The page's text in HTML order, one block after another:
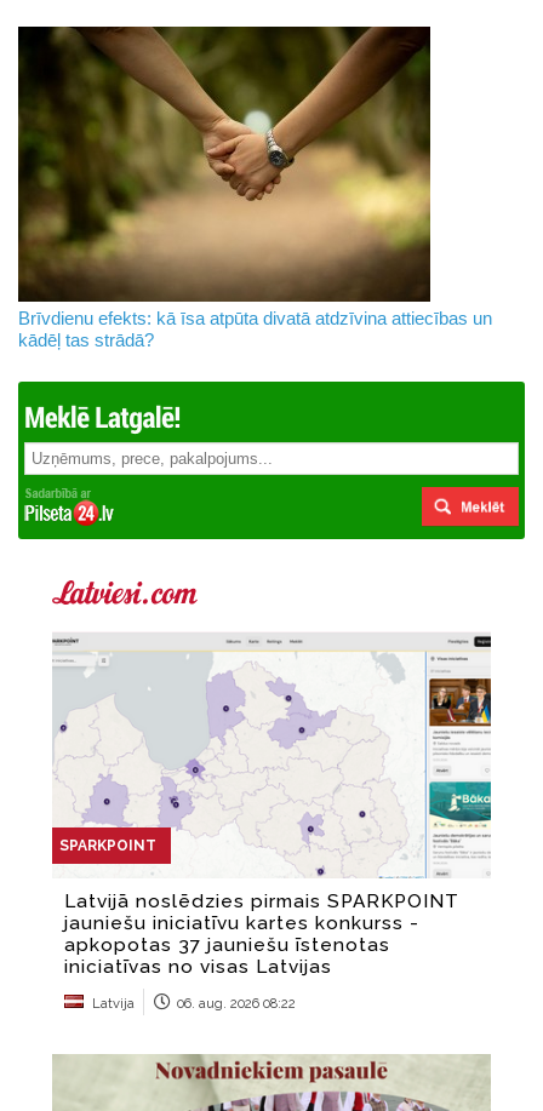
Brīvdienu efekts: kā īsa atpūta divatā atdzīvina attiecības un
kādēļ tas strādā?